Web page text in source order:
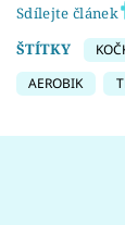
Sdílejte článek
ŠTÍTKY
AEROBIK